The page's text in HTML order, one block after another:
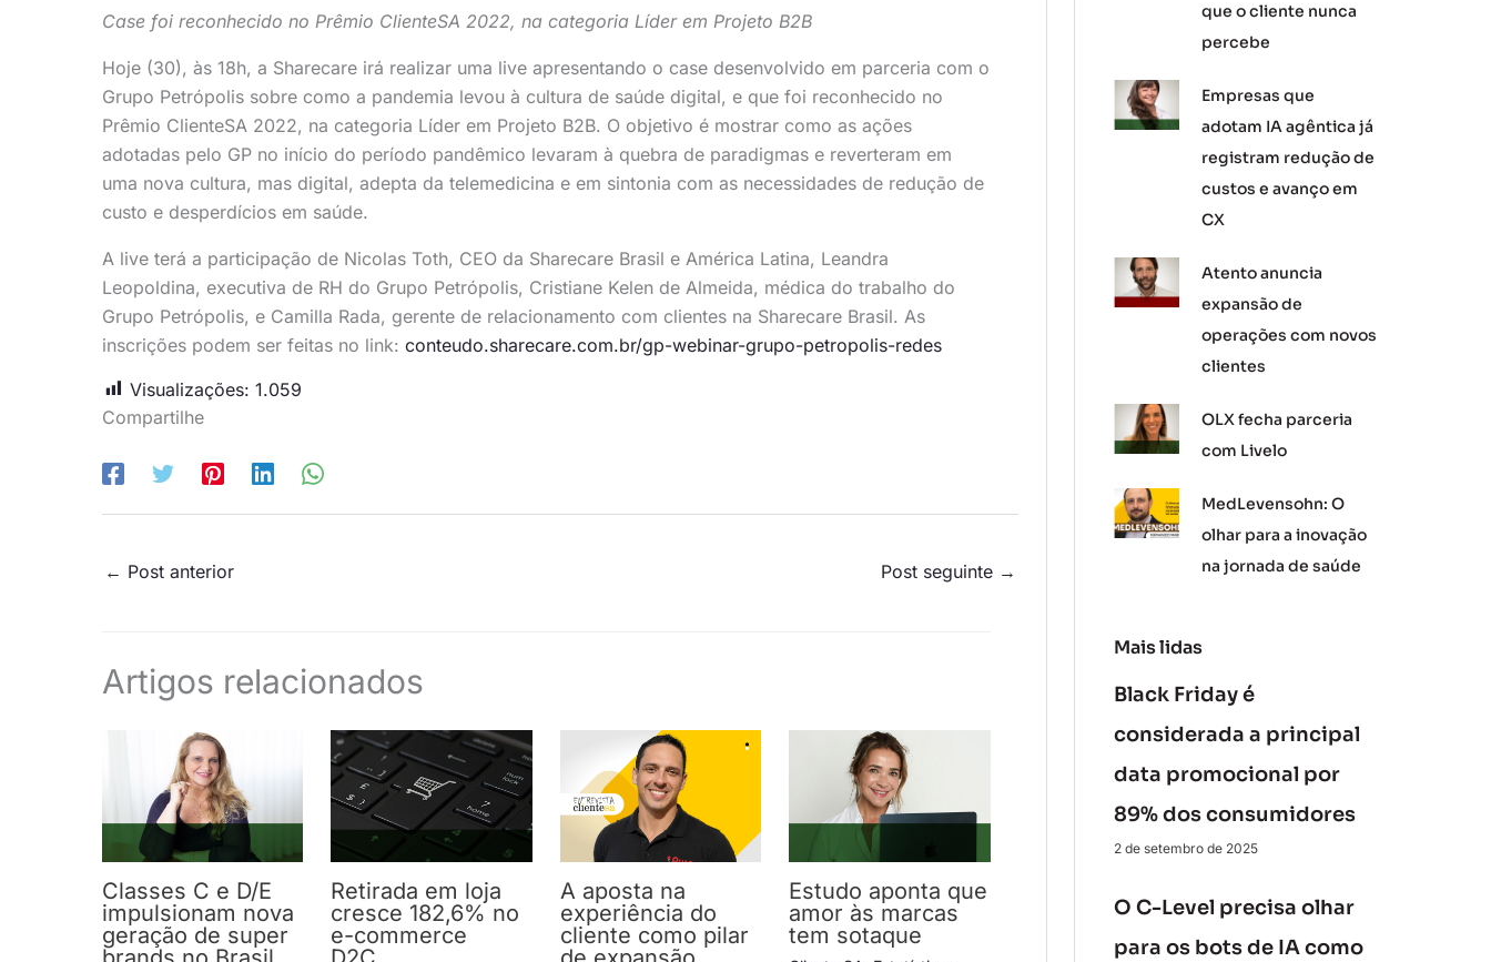
Case foi reconhecido no Prêmio ClienteSA 2022, na categoria Líder em Projeto B2B
Hoje (30), às 18h, a Sharecare irá realizar uma live apresentando o case desenvolvido em parceria com o
Grupo Petrópolis sobre como a pandemia levou à cultura de saúde digital, e que foi reconhecido no
Prêmio ClienteSA 2022, na categoria Líder em Projeto B2B. O objetivo é mostrar como as ações
adotadas pelo GP no início do período pandêmico levaram à quebra de paradigmas e reverteram em
uma nova cultura, mas digital, adepta da telemedicina e em sintonia com as necessidades de redução de
custo e desperdícios em saúde.
A live terá a participação de Nicolas Toth, CEO da Sharecare Brasil e América Latina, Leandra
Leopoldina, executiva de RH do Grupo Petrópolis, Cristiane Kelen de Almeida, médica do trabalho do
Grupo Petrópolis, e Camilla Rada, gerente de relacionamento com clientes na Sharecare Brasil. As
inscrições podem ser feitas no link: conteudo.sharecare.com.br/gp-webinar-grupo-petropolis-redes
Visualizações: 1.059
Compartilhe
← Post anterior Post seguinte →
Artigos relacionados
Classes C e D/E
impulsionam nova
geração de super
Retirada em loja
cresce 182,6% no
e-commerce
A aposta na
experiência do
cliente como pilar
Estudo aponta que
amor às marcas
tem sotaque
que o cliente nunca
percebe
Empresas que
adotam IA agêntica já
registram redução de
custos e avanço em
CX
Atento anuncia
expansão de
operações com novos
clientes
OLX fecha parceria
com Livelo
MedLevensohn: O
olhar para a inovação
na jornada de saúde
Mais lidas
Black Friday é
considerada a principal
data promocional por
89% dos consumidores
2 de setembro de 2025
O C-Level precisa olhar
para os bots de IA como